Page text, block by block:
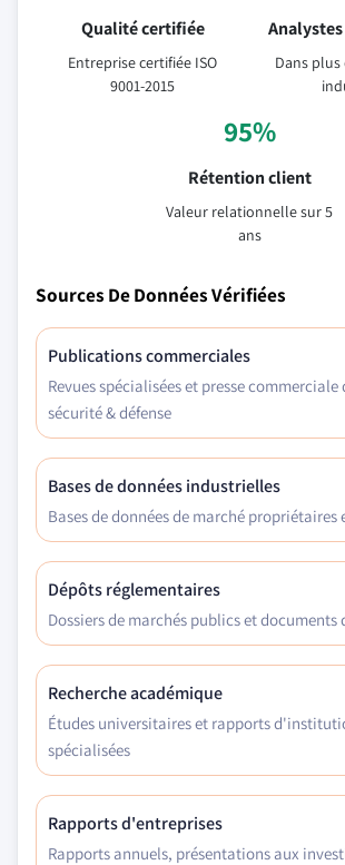
Qualité certifiée
Entreprise certifiée ISO
9001-2015
Dans plus
95%
Rétention client
Valeur relationnelle sur 5
ans
Sources De Données Vérifiées
Publications commerciales
Revues spécialisées et presse commerciale
sécurité & défense
Bases de données industrielles
Bases de données de marché propriétaires
Dépôts réglementaires
Dossiers de marchés publics et
Recherche académique
Études universitaires et rapports
spécialisées
Rapports d'entreprises
Rapports annuels, présentations aux